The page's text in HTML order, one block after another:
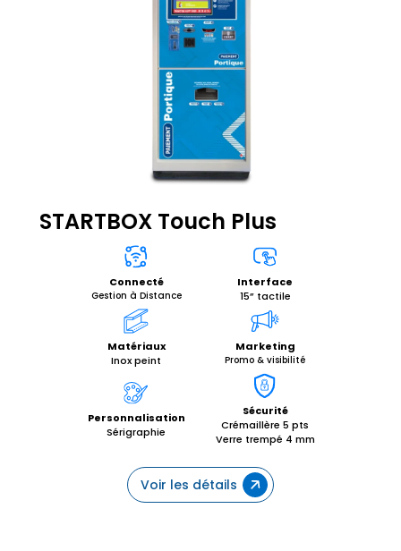
STARTBOX Touch Plus
Interface
15” tactile
Connecté
Gestion à Distance
Marketing
Promo & visibilité
Matériaux
Inox peint
Sécurité
Crémaillère 5 pts
Verre trempé 4 mm
Personnalisation
Sérigraphie
Voir les détails